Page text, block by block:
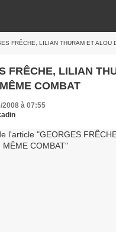
FRÊCHE, LILIAN THURAM ET ALOU
FRÊCHE, LILIAN
COMBAT
2008 à 07:55